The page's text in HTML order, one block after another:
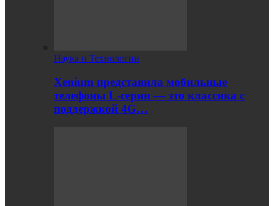
Наука и Технологии
Xenium представила мобильные
телефоны L-серии — это классика с
поддержкой 4G…